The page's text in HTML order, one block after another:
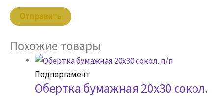
Похожие товары
Подпергамент
Обертка бумажная 20х30 сокол.